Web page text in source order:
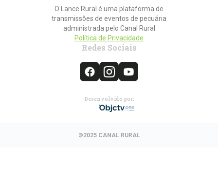
O Lance Rural é uma plataforma de
transmissões de eventos de pecuária
administrada pelo Canal Rural
Política de Privacidade
Redes Sociais
Desenvolvido por:
©2025 CANAL RURAL